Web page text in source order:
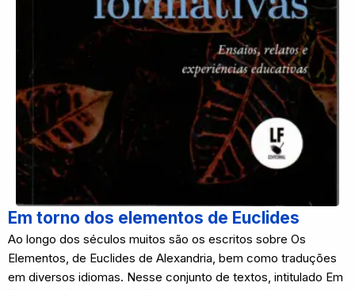
Em torno dos elementos de Euclides
Ao longo dos séculos muitos são os escritos sobre Os
Elementos, de Euclides de Alexandria, bem como traduções
em diversos idiomas. Nesse conjunto de textos, intitulado Em